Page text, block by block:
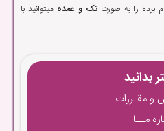
برده را به صورت تک و عمده میتوانید با
بدانید
و مقـررات
مــا